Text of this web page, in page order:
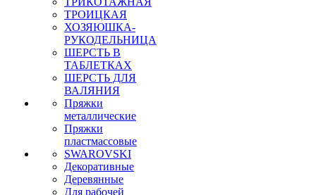
ТРОИЦКАЯ
ХОЗЯЮШКА-
РУКОДЕЛЬНИЦА
ШЕРСТЬ В
ТАБЛЕТКАХ
ШЕРСТЬ ДЛЯ
ВАЛЯНИЯ
Пряжки
металлические
Пряжки
пластмассовые
SWAROVSKI
Декоративные
Деревянные
Для рабочей